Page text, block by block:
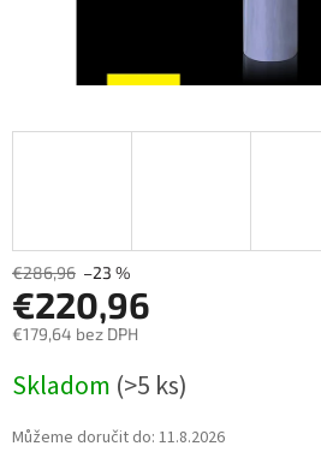
€286,96 –23 %
€220,96
€179,64 bez DPH
cena:
Skladom (>5 ks)
Můžeme doručit do: 11.8.2026